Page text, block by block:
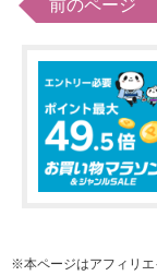
前のページ
※本ページはアフィリ